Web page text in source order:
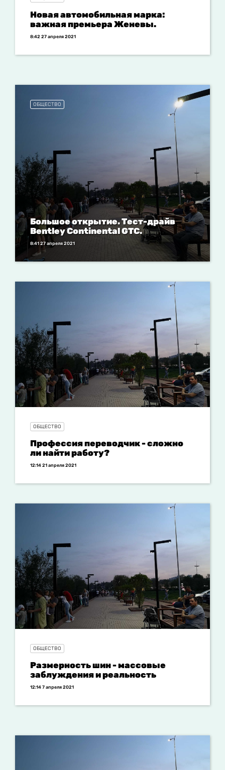
Новая автомобильная марка:
важная премьера Женевы.
8:42 27 апреля 2021
ОБЩЕСТВО
Большое открытие. Тест-драйв
Bentley Continental GTC.
8:41 27 апреля 2021
ОБЩЕСТВО
Профессия переводчик - сложно
ли найти работу?
12:14 21 апреля 2021
ОБЩЕСТВО
Размерность шин - массовые
заблуждения и реальность
12:14 7 апреля 2021